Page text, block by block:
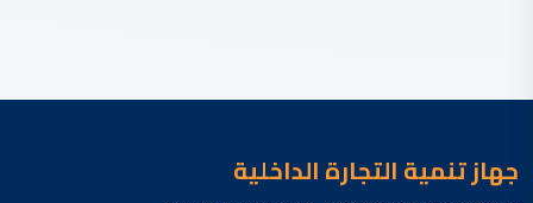
جهاز تنمية التجارة الداخلية